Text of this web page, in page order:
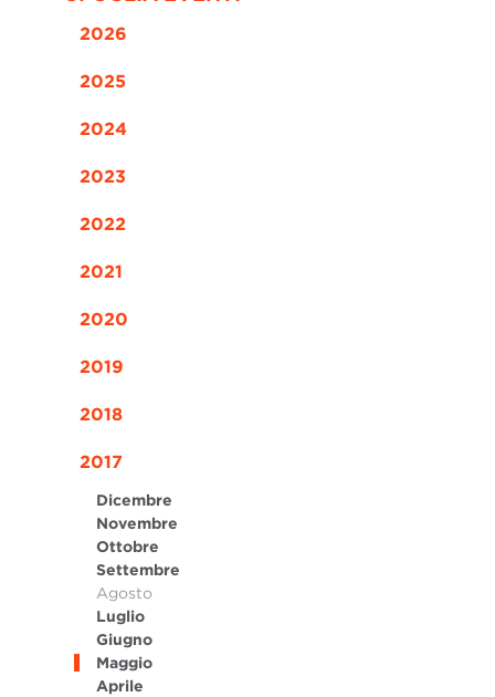
2026
2025
2024
2023
2022
2021
2020
2019
2018
2017
Dicembre
Novembre
Ottobre
Settembre
Agosto
Luglio
Giugno
Maggio
Aprile